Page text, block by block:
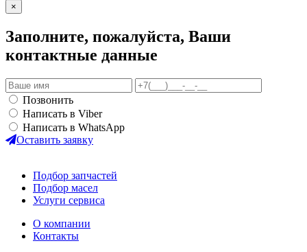
×
Заполните, пожалуйста, Ваши
контактные данные
Позвонить
Написать в Viber
Написать в WhatsApp
Оставить заявку
Подбор запчастей
Подбор масел
Услуги сервиса
О компании
Контакты